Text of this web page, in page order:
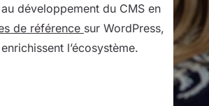
développement du CMS en
de référence sur WordPress,
l’écosystème.